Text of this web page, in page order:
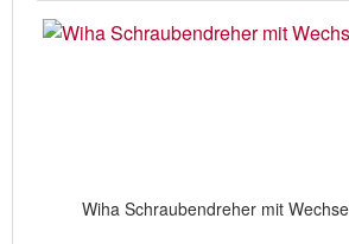
Wiha Schraubendreher mit